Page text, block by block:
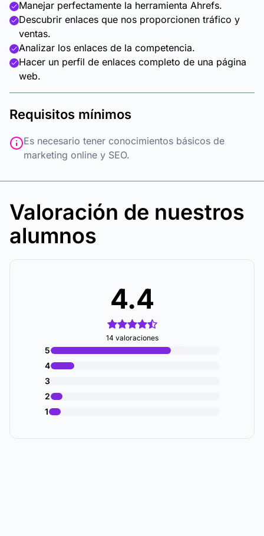
Manejar perfectamente la herramienta Ahrefs.
Descubrir enlaces que nos proporcionen tráfico y
ventas.
Analizar los enlaces de la competencia.
Hacer un perfil de enlaces completo de una página
web.
Requisitos mínimos
Es necesario tener conocimientos básicos de
marketing online y SEO.
Valoración de nuestros
alumnos
4.4
14 valoraciones
5
4
3
2
1